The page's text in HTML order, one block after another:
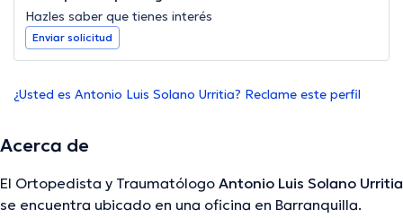
Hazles saber que tienes interés
Enviar solicitud
¿Usted es Antonio Luis Solano Urritia? Reclame este perfil
Acerca de
El Ortopedista y Traumatólogo Antonio Luis Solano Urritia
se encuentra ubicado en una oficina en Barranquilla.